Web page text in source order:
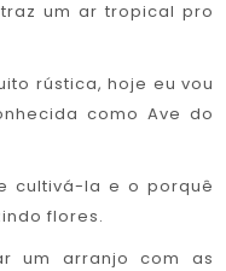
um ar tropical pro
rústica, hoje eu vou
como Ave do
cultivá-la e o porquê
flores.
um arranjo com as